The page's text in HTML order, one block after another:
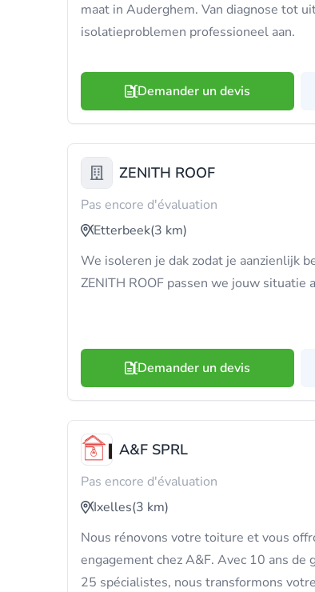
maat in Auderghem. Van diagnose tot
isolatieproblemen professioneel aan.
Demander un devis
ZENITH ROOF
Pas encore d'évaluation
Etterbeek(3 km)
We isoleren je dak zodat je aanzienlijk
ZENITH ROOF passen we jouw situatie
Demander un devis
A&F SPRL
Pas encore d'évaluation
Ixelles(3 km)
Nous rénovons votre toiture et vous
engagement chez A&F. Avec 10 ans de
25 spécialistes, nous transformons